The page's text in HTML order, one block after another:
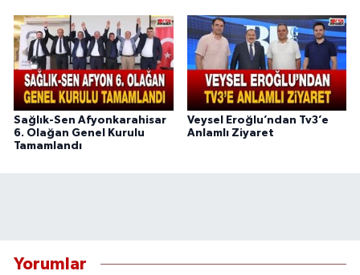
Sağlık-Sen Afyonkarahisar
6. Olağan Genel Kurulu
Tamamlandı
Veysel Eroğlu’ndan Tv3’e
Anlamlı Ziyaret
Yorumlar